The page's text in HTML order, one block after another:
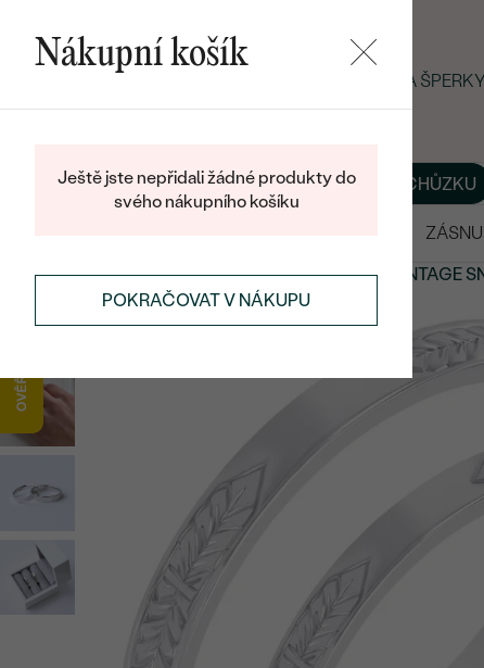
LETNÍ BLACK FRIDAY: −25 % NA
BLOGŠPERKY NA MÍRU DOMLUVIT SI SCHŮZKU
SNUBNÍ PRSTENYNETRADIČNÍSNUBNÍ PRSTENY VINTAGE
Nákupní košík
Ještě jste nepřidali žádné produkty do
svého nákupního košíku
POKRAČOVAT V NÁKUPU